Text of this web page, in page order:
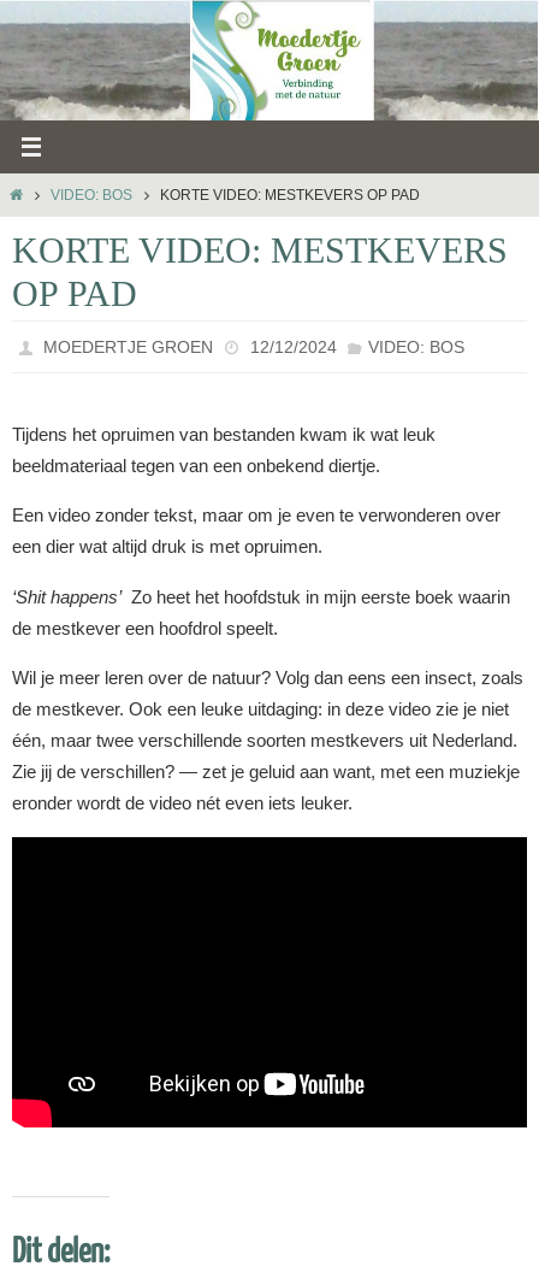
naar
inhoud
HOMEVIDEO: BOS KORTE VIDEO: MESTKEVERS OP PAD
KORTE VIDEO: MESTKEVERS
OP PAD
MOEDERTJE GROEN 12/12/2024 VIDEO: BOS
Tijdens het opruimen van bestanden kwam ik wat leuk
beeldmateriaal tegen van een onbekend diertje.
Een video zonder tekst, maar om je even te verwonderen over
een dier wat altijd druk is met opruimen.
‘Shit happens’ Zo heet het hoofdstuk in mijn eerste boek waarin
de mestkever een hoofdrol speelt.
Wil je meer leren over de natuur? Volg dan eens een insect, zoals
de mestkever. Ook een leuke uitdaging: in deze video zie je niet
één, maar twee verschillende soorten mestkevers uit Nederland.
Zie jij de verschillen? — zet je geluid aan want, met een muziekje
eronder wordt de video nét even iets leuker.
Dit delen: